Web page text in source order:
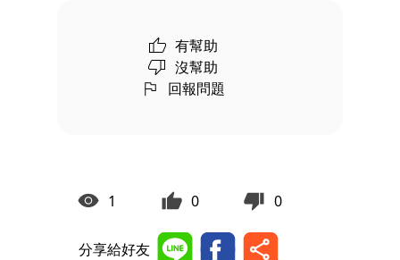
有幫助
沒幫助
回報問題
1 0 0
分享給好友